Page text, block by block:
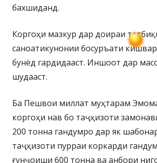
бахшиданд.
Коргоҳи мазкур дар доираи
саноатикунонии босуръати
бунёд гардидааст. Иншоот дар
шудааст.
Ба Пешвои миллат муҳтарам
коргоҳи нав бо таҷҳизоти
200 тонна гандумро дар як
таҷҳизоти пурраи коркарди
ғунҷоиши 600 тонна ва анбори